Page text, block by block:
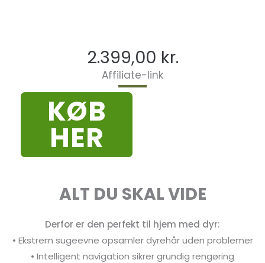
2.399,00 kr.
Affiliate-link
KØB
HER
ALT DU SKAL VIDE
Derfor er den perfekt til hjem med dyr:
• Ekstrem sugeevne opsamler dyrehår uden problemer
• Intelligent navigation sikrer grundig rengøring